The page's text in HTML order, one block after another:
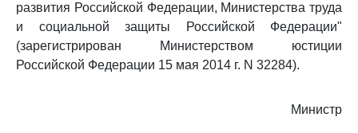
развития Российской Федерации, Министерства труда
и социальной защиты Российской Федерации"
(зарегистрирован Министерством юстиции
Российской Федерации 15 мая 2014 г. N 32284).
Министр